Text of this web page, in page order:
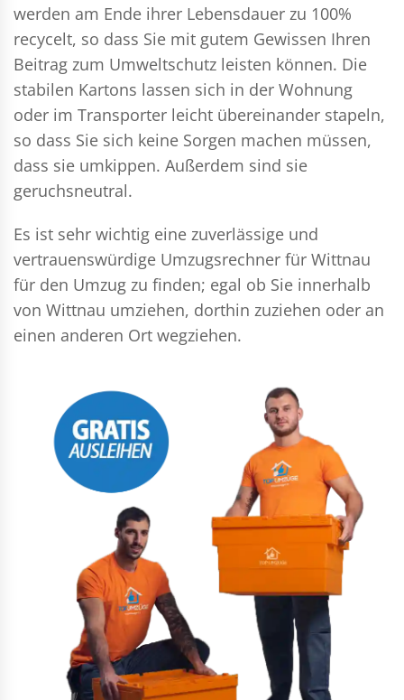
werden am Ende ihrer Lebensdauer zu 100%
recycelt, so dass Sie mit gutem Gewissen Ihren
Beitrag zum Umweltschutz leisten können. Die
stabilen Kartons lassen sich in der Wohnung
oder im Transporter leicht übereinander stapeln,
so dass Sie sich keine Sorgen machen müssen,
dass sie umkippen. Außerdem sind sie
geruchsneutral.
Es ist sehr wichtig eine zuverlässige und
vertrauenswürdige Umzugsrechner für Wittnau
für den Umzug zu finden; egal ob Sie innerhalb
von Wittnau umziehen, dorthin zuziehen oder an
einen anderen Ort wegziehen.